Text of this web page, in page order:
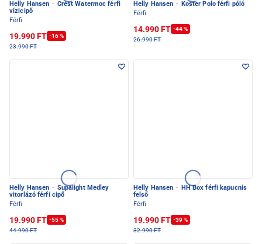
Helly Hansen · Crest Watermoc férfi
vízicipő
Férfi
19.990 FT -16 %
23.990 FT
Helly Hansen ·
Koster Polo férfi póló
Férfi
14.990 FT -44 %
26.990 FT
Helly Hansen · Supalight Medley
vitorlázó férfi cipő
Férfi
19.990 FT -55 %
44.990 FT
Helly Hansen ·
HH Box férfi kapucnis
felső
Férfi
19.990 FT -39 %
32.990 FT